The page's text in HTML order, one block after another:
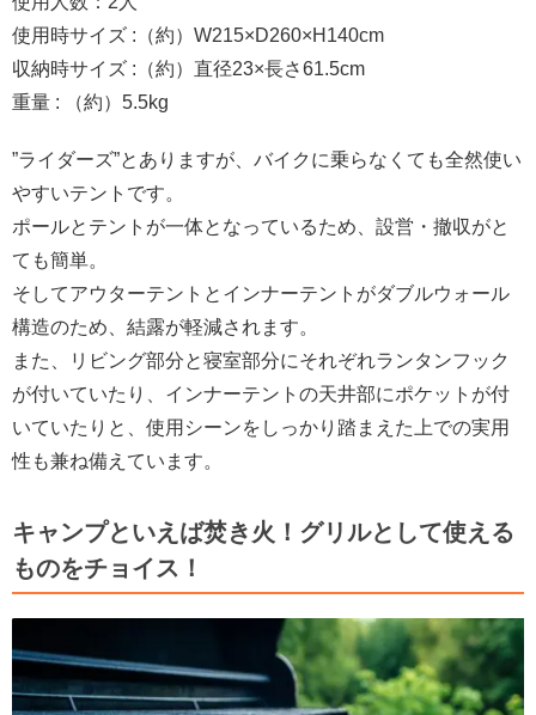
使用時サイズ :（約）W215×D260×H140cm
収納時サイズ :（約）直径23×長さ61.5cm
重量 : （約）5.5kg
”ライダーズ”とありますが、バイクに乗らなくても全然使い
やすいテントです。
ポールとテントが一体となっているため、設営・撤収がと
ても簡単。
そしてアウターテントとインナーテントがダブルウォール
構造のため、結露が軽減されます。
また、リビング部分と寝室部分にそれぞれランタンフック
が付いていたり、インナーテントの天井部にポケットが付
いていたりと、使用シーンをしっかり踏まえた上での実用
性も兼ね備えています。
キャンプといえば焚き火！グリルとして使える
ものをチョイス！